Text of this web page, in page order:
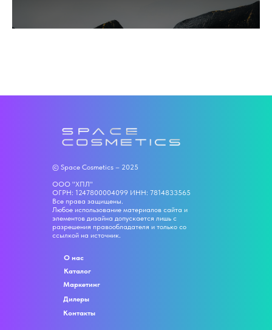
О нас
Каталог
Маркетинг
Дилеры
Контакты
© Space Cosmetics – 2025
ООО "ХПЛ"
ОГРН: 1247800004099 ИНН: 7814833565
Все права защищены.
Любое использование материалов сайта и
элементов дизайна допускается лишь с
разрешения правообладателя и только со
ссылкой на источник.